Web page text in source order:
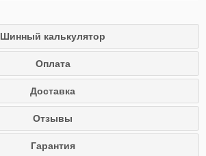
Шинный калькулятор
Оплата
Доставка
Отзывы
Гарантия